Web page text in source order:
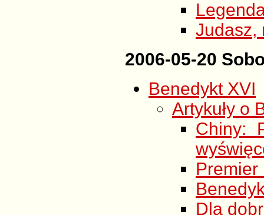
Judasz,
2006-05-20
Benedykt XVI
Artykuły o
Chiny:
Premier
Dla